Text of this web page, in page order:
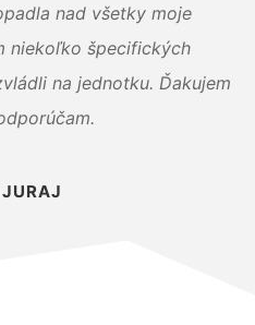
nad všetky moje
niekoľko špecifických
na jednotku. Ďakujem